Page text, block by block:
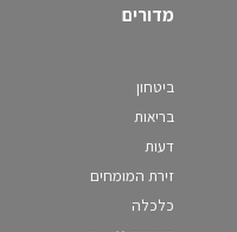
מדורים
ביטחון
בריאות
דעות
זירת המומחים
כלכלה